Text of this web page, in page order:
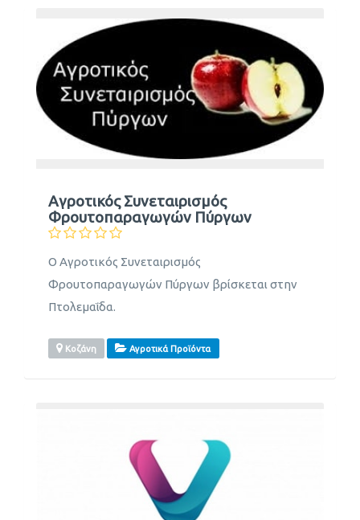
Αγροτικός Συνεταιρισμός
Φρουτοπαραγωγών Πύργων
Ο Αγροτικός Συνεταιρισμός
Φρουτοπαραγωγών Πύργων βρίσκεται στην
Πτολεμαΐδα.
Κοζάνη Αγροτικά Προϊόντα